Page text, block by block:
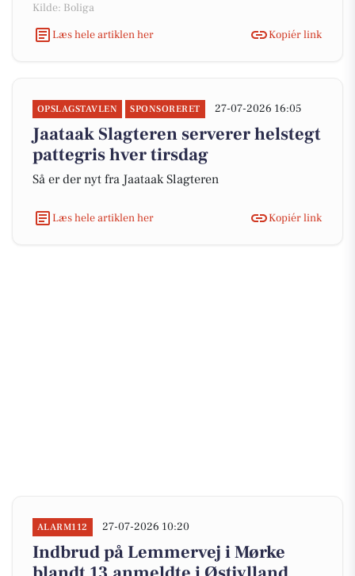
Kilde: Boliga
Læs hele artiklen her
Kopiér link
OPSLAGSTAVLEN SPONSORERET 27-07-2026 16:05
Jaataak Slagteren serverer helstegt
pattegris hver tirsdag
Så er der nyt fra Jaataak Slagteren
Læs hele artiklen her Kopiér link
ALARM112 27-07-2026 10:20
Indbrud på Lemmervej i Mørke